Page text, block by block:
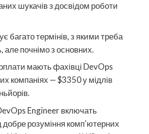
шукачів з досвідом роботи
багато термінів, з якими треба
але почнімо з основних.
мають фахівці DevOps
компаніях — $3350 у мідлів
Engineer включать
розуміння компʼютерних